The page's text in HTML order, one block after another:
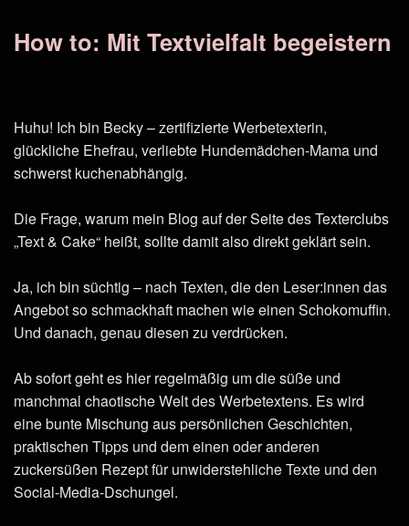
How to: Mit Textvielfalt begeistern
Huhu! Ich bin Becky – zertifizierte Werbetexterin,
glückliche Ehefrau, verliebte Hundemädchen-Mama und
schwerst kuchenabhängig.
Die Frage, warum mein Blog auf der Seite des Texterclubs
„Text & Cake“ heißt, sollte damit also direkt geklärt sein.
Ja, ich bin süchtig – nach Texten, die den Leser:innen das
Angebot so schmackhaft machen wie einen Schokomuffin.
Und danach, genau diesen zu verdrücken.
Ab sofort geht es hier regelmäßig um die süße und
manchmal chaotische Welt des Werbetextens. Es wird
eine bunte Mischung aus persönlichen Geschichten,
praktischen Tipps und dem einen oder anderen
zuckersüßen Rezept für unwiderstehliche Texte und den
Social-Media-Dschungel.